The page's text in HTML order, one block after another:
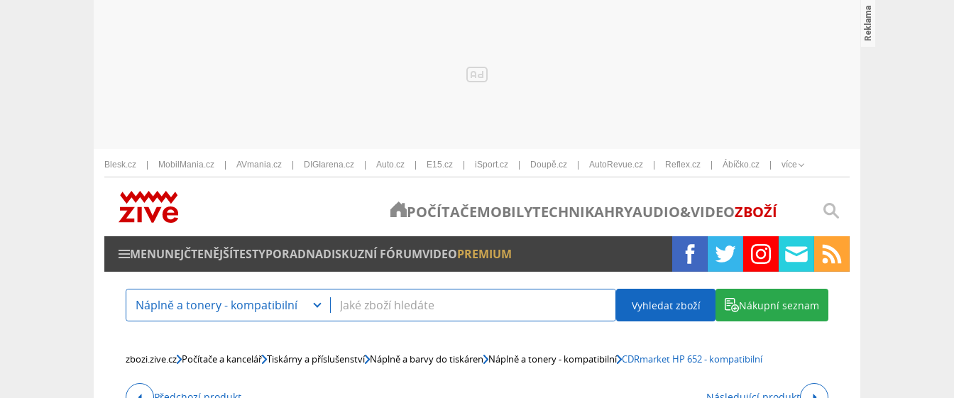
Blesk.cz MobilMania.cz AVmania.cz DIGIarena.cz Auto.cz E15.cz iSport.cz Doupě.cz AutoRevue.cz Reflex.cz Ábíčko.cz více
POČÍTAČEMOBILYTECHNIKAHRYAUDIO&VIDEOZBOŽÍ
MENUNEJČTENĚJŠÍTESTYPORADNADISKUZNÍ FÓRUMVIDEOPREMIUM
Náplně a tonery - kompatibilní Vyhledat zboží Nákupní seznam
zbozi.zive.cz Počítače a kancelář Tiskárny a příslušenství Náplně a barvy do tiskáren Náplně a tonery - kompatibilní CDRmarket HP 652 - kompatibilní